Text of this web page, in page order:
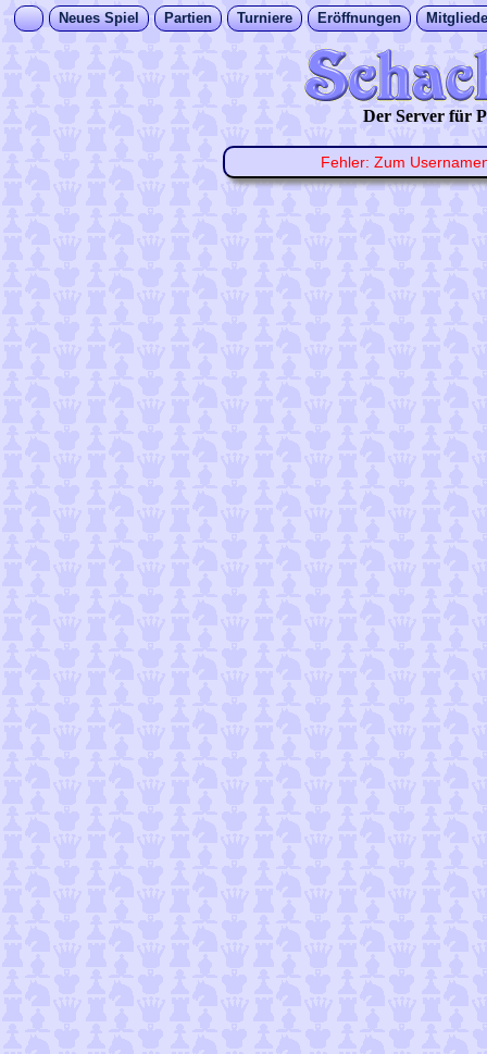
Neues Spiel Partien Turniere Eröffnungen
Der Server für
Fehler: Zum